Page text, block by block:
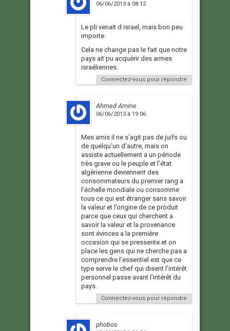
06/06/2013 à 08:12
Le pli venait d israel, mais bon peu
importe.
Cela ne change pas le fait que notre
pays ait pu acquérir des armes
israéliennes.
Connectez-vous pour répondre
Ahmed Amine
06/06/2013 à 19:06
Mes amis il ne s’agit pas de juifs ou
de quelqu’un d’autre, mais on
assiste actuellement a un période
très grave ou le peuple et l’état
algérienne deviennent des
consommateurs du premier rang a
l’échelle mondiale ou consomme
tous ce qui est étranger sans savoir
la valeur et l’origine de ce produit
parce que ceux qui cherchent a
savoir la valeur et la provenance
sont évinces a la première
occasion qui se pressente et on
place les gens qui ne cherche pas a
comprendre l’essentiel est que ce
type serve le chef qui disent l’intérêt
personnel passe avant l’intérêt du
pays.
Connectez-vous pour répondre
phobos